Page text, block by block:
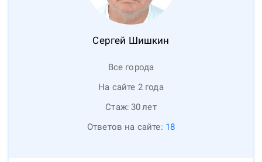
Сергей Шишкин
Все города
На сайте 2 года
Стаж: 30лет
Ответов на сайте: 18